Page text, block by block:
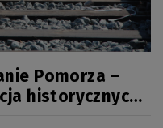
Pomorza –
historycznych